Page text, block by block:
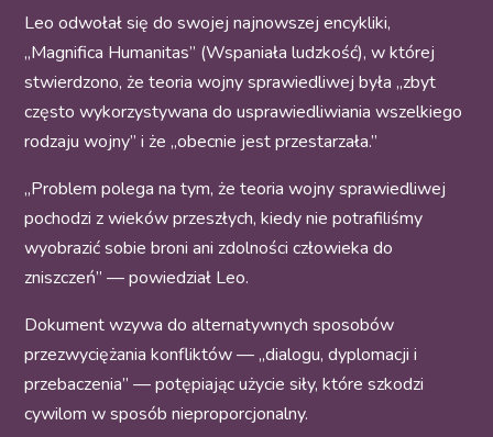
Leo odwołał się do swojej najnowszej encykliki,
„Magnifica Humanitas” (Wspaniała ludzkość), w której
stwierdzono, że teoria wojny sprawiedliwej była „zbyt
często wykorzystywana do usprawiedliwiania wszelkiego
rodzaju wojny” i że „obecnie jest przestarzała.”
„Problem polega na tym, że teoria wojny sprawiedliwej
pochodzi z wieków przeszłych, kiedy nie potrafiliśmy
wyobrazić sobie broni ani zdolności człowieka do
zniszczeń” — powiedział Leo.
Dokument wzywa do alternatywnych sposobów
przezwyciężania konfliktów — „dialogu, dyplomacji i
przebaczenia” — potępiając użycie siły, które szkodzi
cywilom w sposób nieproporcjonalny.